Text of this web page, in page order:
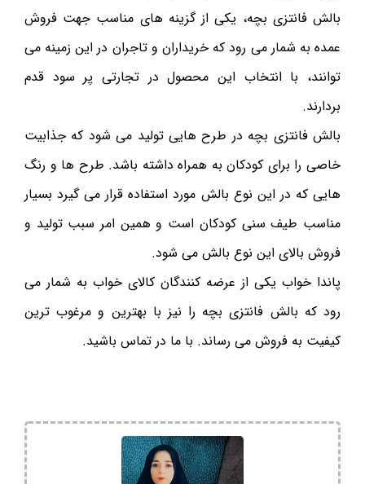
بالش فانتزی بچه، یکی از گزینه های مناسب جهت فروش
عمده به شمار می رود که خریداران و تاجران در این زمینه می
توانند، با انتخاب این محصول در تجارتی پر سود قدم
بردارند.
بالش فانتزی بچه در طرح هایی تولید می شود که جذابیت
خاصی را برای کودکان به همراه داشته باشد. طرح ها و رنگ
هایی که در این نوع بالش مورد استفاده قرار می گیرد بسیار
مناسب طیف سنی کودکان است و همین امر سبب تولید و
فروش بالای این نوع بالش می شود.
پاندا خواب یکی از عرضه کنندگان کالای خواب به شمار می
رود که بالش فانتزی بچه را نیز با بهترین و مرغوب ترین
کیفیت به فروش می رساند. با ما در تماس باشید.